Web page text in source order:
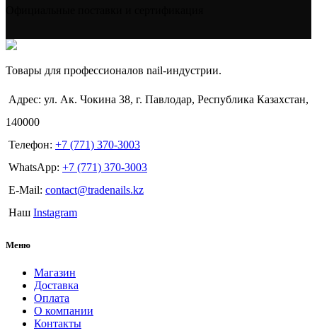
Товары для профессионалов nail-индустрии.
Адрес: ул. Ак. Чокина 38, г. Павлодар, Республика Казахстан,
140000
Телефон: +7 (771) 370-3003
WhatsApp: +7 (771) 370-3003
E-Mail: contact@tradenails.kz
Наш Instagram
Меню
Магазин
Доставка
Оплата
О компании
Контакты